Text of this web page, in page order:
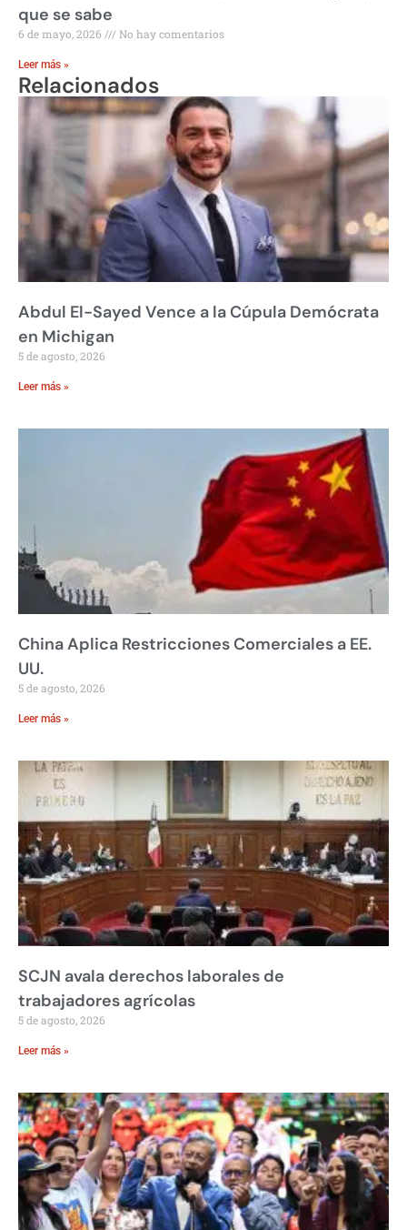
que se sabe
6 de mayo, 2026 No hay comentarios
Leer más »
Relacionados
Abdul El-Sayed Vence a la Cúpula Demócrata
en Michigan
5 de agosto, 2026
Leer más »
China Aplica Restricciones Comerciales a EE.
UU.
5 de agosto, 2026
Leer más »
SCJN avala derechos laborales de
trabajadores agrícolas
5 de agosto, 2026
Leer más »